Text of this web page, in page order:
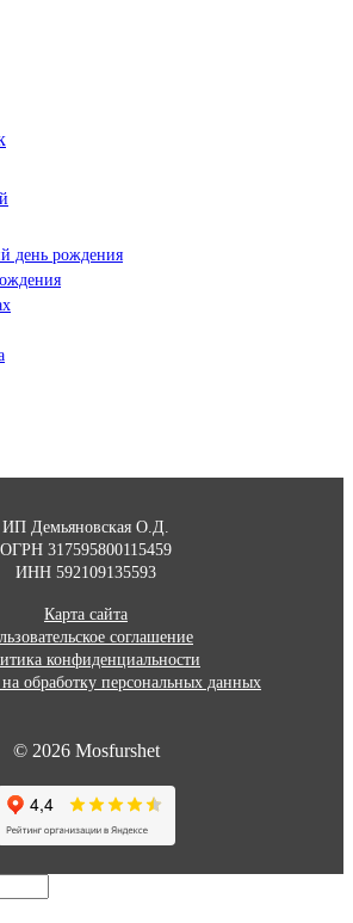
день рождения
ИП Демьяновская О.Д.
ОГРН 317595800115459
ИНН 592109135593
Карта сайта
соглашение
конфиденциальности
обработку персональных данных
© 2026 Mosfurshet